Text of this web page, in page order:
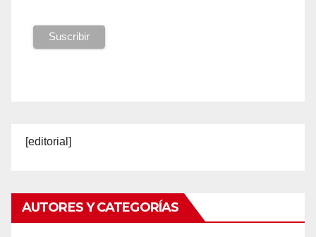
[editorial]
AUTORES Y CATEGORÍAS